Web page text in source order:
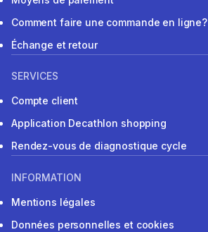
Comment faire une commande en ligne?
Échange et retour
SERVICES
Compte client
Application Decathlon shopping
Rendez-vous de diagnostique cycle
INFORMATION
Mentions légales
Données personnelles et cookies